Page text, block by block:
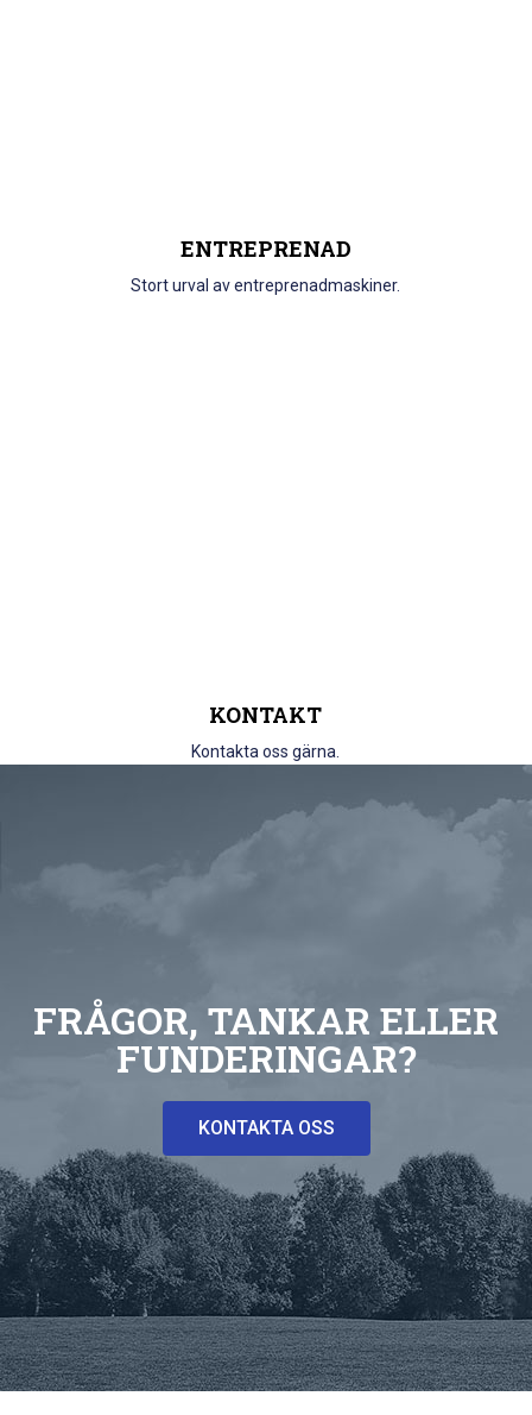
ENTREPRENAD
Stort urval av entreprenadmaskiner.
KONTAKT
Kontakta oss gärna.
FRÅGOR, TANKAR ELLER
FUNDERINGAR?
KONTAKTA OSS